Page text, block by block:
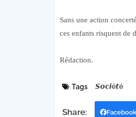
Sans une action
ces enfants risquent de
Rédaction.
Tags 𝙎𝙤𝙘𝙞é𝙩é
Facebook